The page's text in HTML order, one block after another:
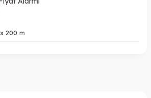
200 m